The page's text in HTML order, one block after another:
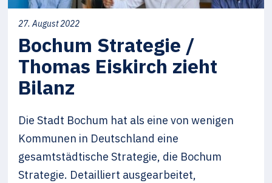
27. August 2022
Bochum Strategie /
Thomas Eiskirch zieht
Bilanz
Die Stadt Bochum hat als eine von wenigen
Kommunen in Deutschland eine
gesamtstädtische Strategie, die Bochum
Strategie. Detailliert ausgearbeitet,